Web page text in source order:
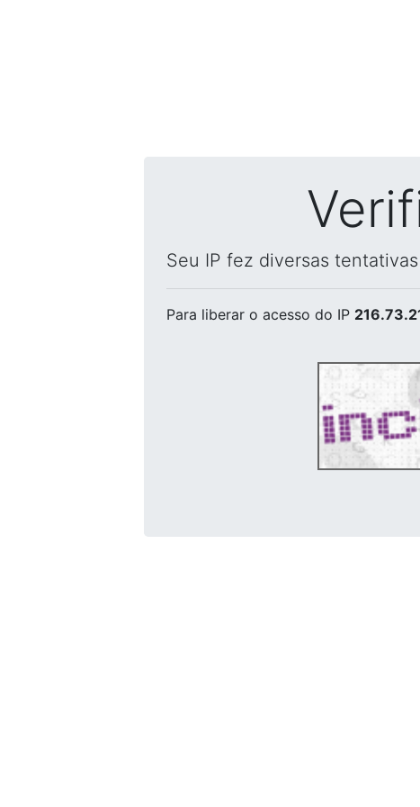
Seu IP fez diversas
Para liberar o acesso do IP